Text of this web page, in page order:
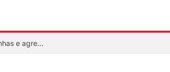
Mulher faz sinal de socorro, é resgatada por testemunhas e agressor acaba preso em flagrante